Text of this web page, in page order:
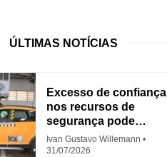
ÚLTIMAS NOTÍCIAS
Excesso de confiança
nos recursos de
segurança pode
aumentar acidentes
Ivan Gustavo Willemann
31/07/2026